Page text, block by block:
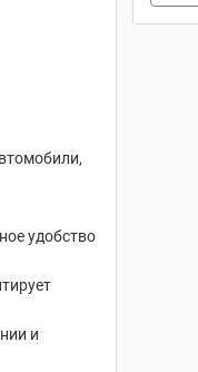
удобство
и